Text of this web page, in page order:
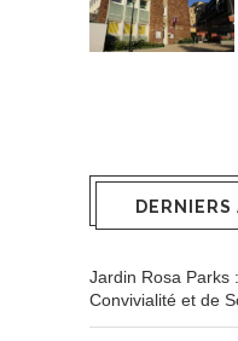
Jardin Rosa Parks
Convivialité et de